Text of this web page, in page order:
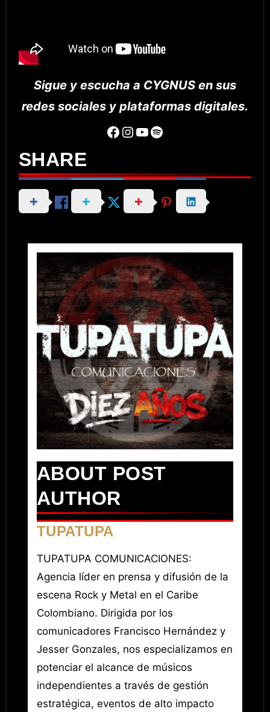
Sigue y escucha a CYGNUS en sus
redes sociales y plataformas digitales.
Facebook Instagram YouTube Spotify
SHARE
ABOUT POST
AUTHOR
TUPATUPA
TUPATUPA COMUNICACIONES:
Agencia líder en prensa y difusión de la
escena Rock y Metal en el Caribe
Colombiano. Dirigida por los
comunicadores Francisco Hernández y
Jesser Gonzales, nos especializamos en
potenciar el alcance de músicos
independientes a través de gestión
estratégica, eventos de alto impacto